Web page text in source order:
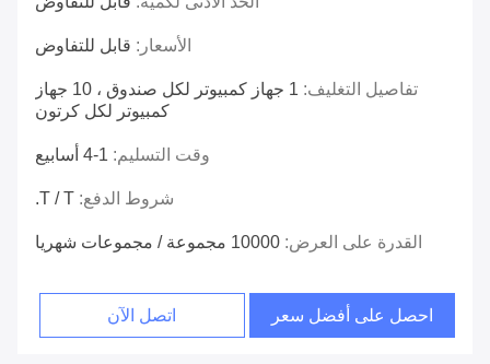
الأسعار: قابل للتفاوض
تفاصيل التغليف:
1 جهاز كمبيوتر لكل صندوق ، 10 جهاز
كمبيوتر لكل كرتون
وقت التسليم: 1-4 أسابيع
شروط الدفع: T / T.
القدرة على العرض: 10000 مجموعة / مجموعات شهريا
احصل على أفضل سعر اتصل الآن